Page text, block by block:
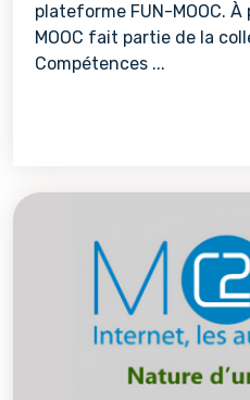
plateforme FUN-MOOC.
MOOC fait partie de la
Compétences ...